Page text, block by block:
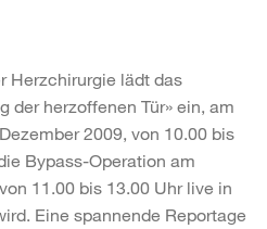
Herzchirurgie lädt das
der herzoffenen Tür» ein, am
2009, von 10.00 bis
Bypass-Operation am
11.00 bis 13.00 Uhr live in
Eine spannende Reportage